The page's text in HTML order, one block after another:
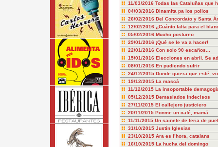
11/03/2016 Todas las Cataluñas que
04/03/2016 Dinamita pa los pollos
26/02/2016 Del Concordato y Santa
12/02/2016 ¿Cuánto falta para el
05/02/2016 Mucho postureo
29/01/2016 ¡Qué se le va a hacer!
22/01/2016 Con solo 90 escaños...
15/01/2016 Elecciones en abril. Se
08/01/2016 En pudiendo sufrir
24/12/2015 Donde quiera que esté,
19/12/2015 La mascá
11/12/2015 La insoportable
05/12/2015 Demasiados indecisos
27/11/2015 El callejero justiciero
20/11/2015 Ponme un café, mamá
11/11/2015 Un sainete de feria de
31/10/2015 Justin Iglesias
23/10/2015 Ara es l’hora, catalans
16/10/2015 La hucha del domingo